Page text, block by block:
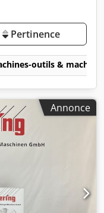
Pertinence
outils &
Annonce